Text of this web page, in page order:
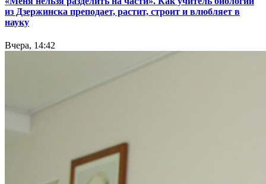
из Дзержинска преподает, растит, строит и влюбляет в
науку
Вчера, 14:42